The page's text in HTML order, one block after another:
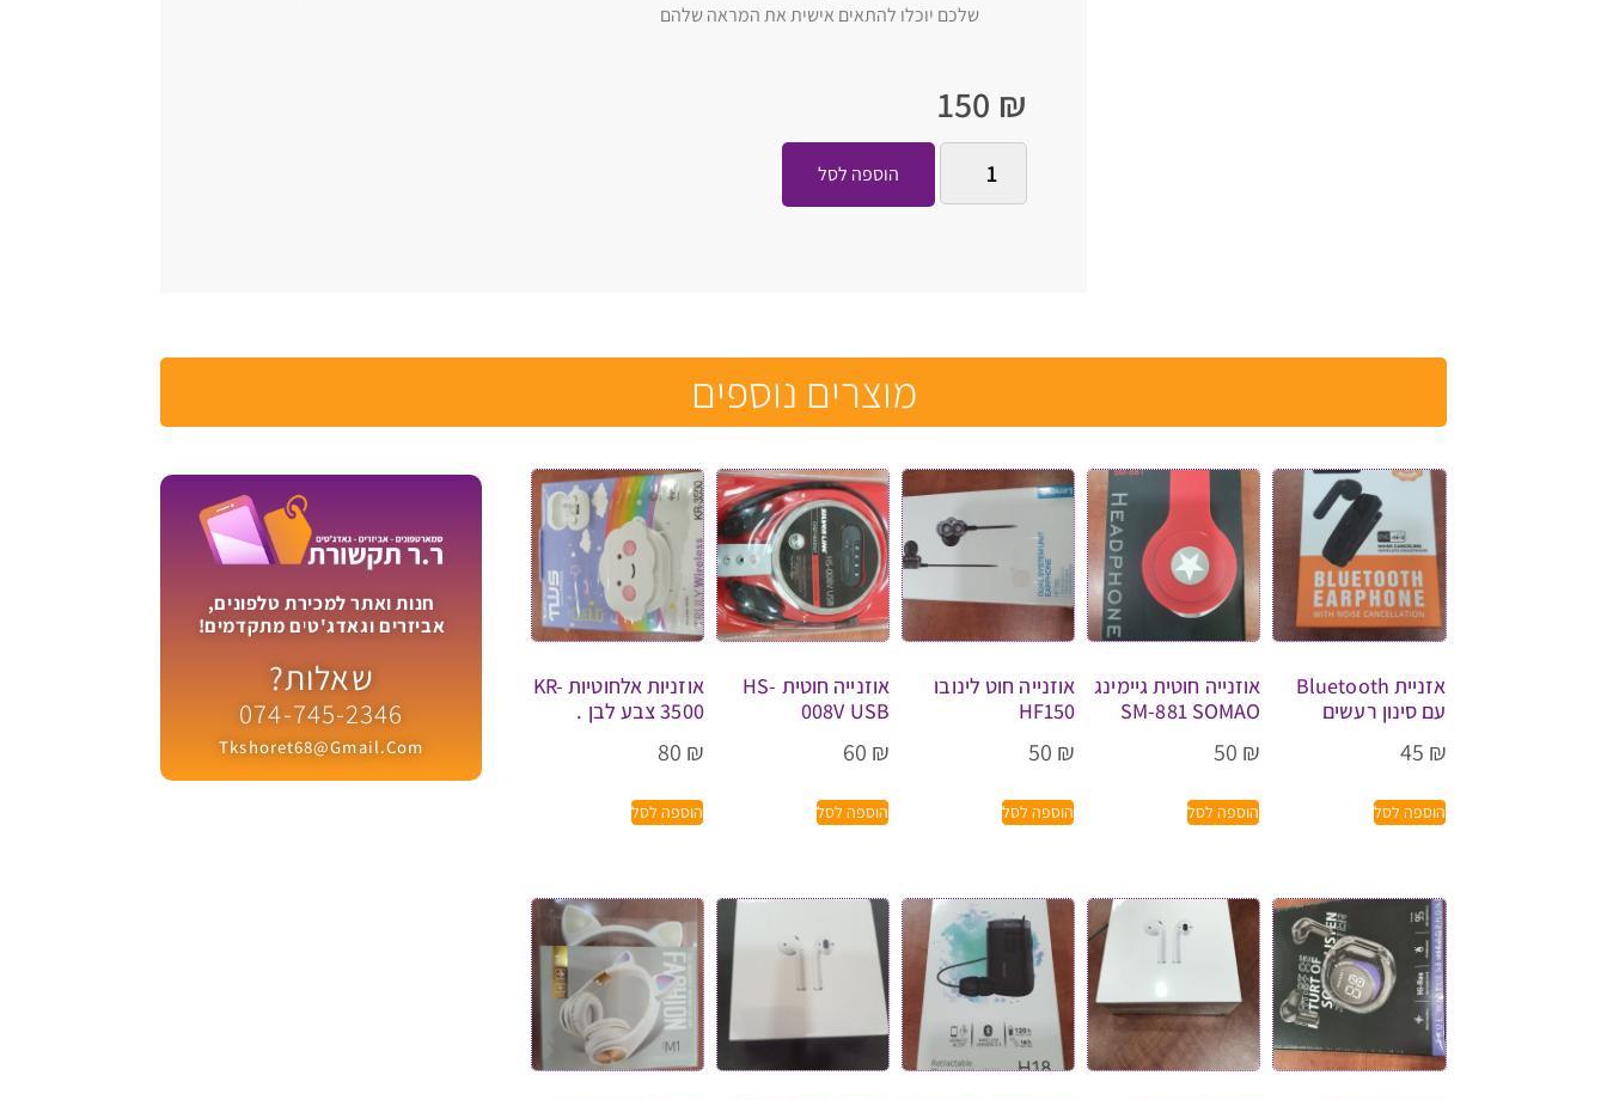
שלכם יוכלו להתאים אישית את המראה שלהם
150 ₪
הוספה לסל
מוצרים נוספים
אזניית Bluetooth
עם סינון רעשים
45 ₪
הוספה לסל
אוזנייה חוטית גיימינג
SM-881 SOMAO
50 ₪
הוספה לסל
אוזנייה חוט לינובו
HF150
50 ₪
הוספה לסל
אוזנייה חוטית HS-
008V USB
60 ₪
הוספה לסל
אוזניות אלחוטיות KR-
3500 צבע לבן .
80 ₪
הוספה לסל
חנות ואתר למכירת טלפונים,
אביזרים וגאדג'טים מתקדמים!
שאלות?
074-745-2346
Tkshoret68@gmail.com